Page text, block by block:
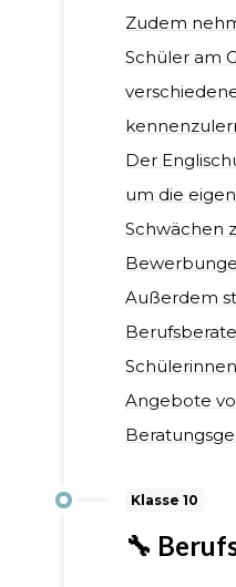
Zudem
Schüler am
Der
um die
Schwächen
Außerdem
Angebote
Klasse 10
🔧